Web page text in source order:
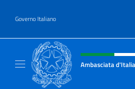
Governo Italiano
Intestazione sito,
Ambasciata